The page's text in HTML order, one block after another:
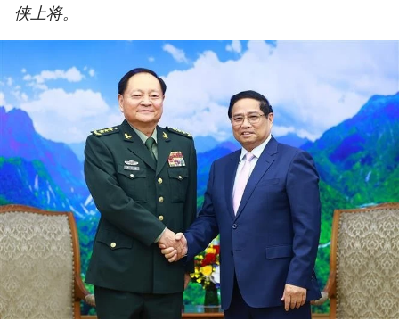
文化
体育
国际
旅游
友谊桥梁
史海
多功能媒体
侠上将。